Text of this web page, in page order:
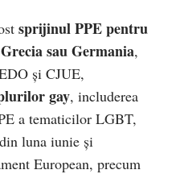
sprijinul PPE pentru
sau Germania,
și CJUE,
gay, includerea
a tematicilor LGBT,
luna iunie și
European, precum